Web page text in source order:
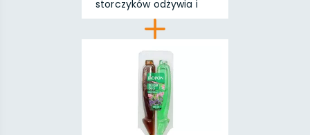
storczyków odżywia i
rege...